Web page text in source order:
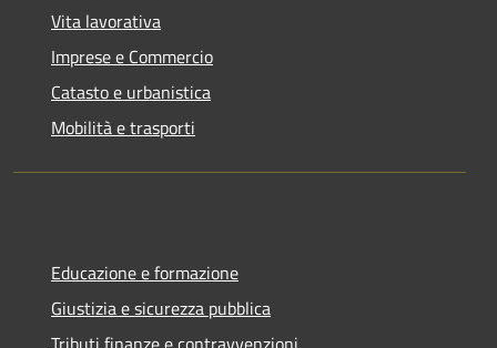
Vita lavorativa
Imprese e Commercio
Catasto e urbanistica
Mobilità e trasporti
Educazione e formazione
Giustizia e sicurezza pubblica